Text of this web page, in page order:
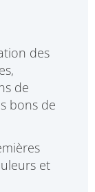
des
de
bons de
et